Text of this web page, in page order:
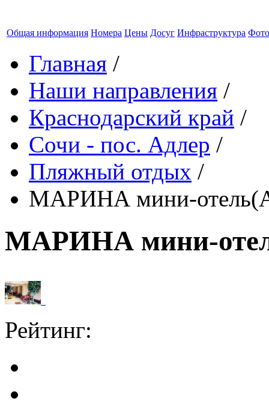
Общая информация Номера Цены Досуг Инфраструктура Фото
Главная /
Наши направления /
Краснодарский край /
Сочи - пос. Адлер /
Пляжный отдых /
МАРИНА мини-
МАРИНА мини-
Рейтинг: